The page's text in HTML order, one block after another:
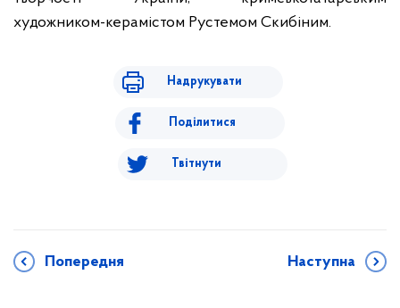
художником-керамістом Рустемом Скибіним.
Надрукувати
Поділитися
Твітнути
Попередня Наступна